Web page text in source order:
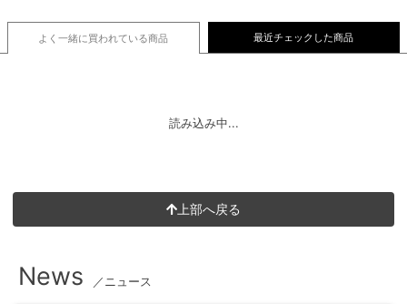
よく一緒に買われている商品 最近チェックした商品
読み込み中...
上部へ戻る
News ／ニュース